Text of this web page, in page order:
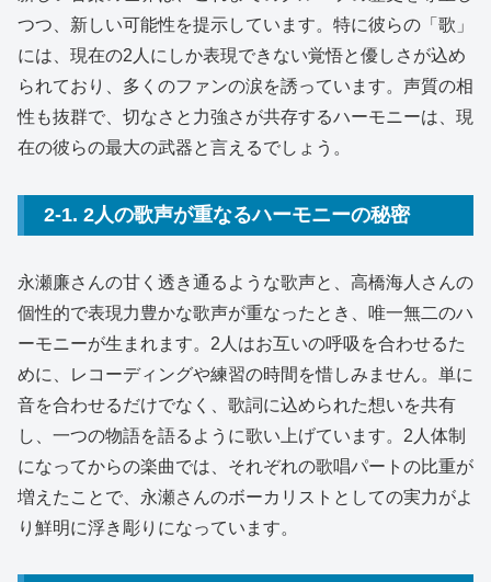
つつ、新しい可能性を提示しています。特に彼らの「歌」
には、現在の2人にしか表現できない覚悟と優しさが込め
られており、多くのファンの涙を誘っています。声質の相
性も抜群で、切なさと力強さが共存するハーモニーは、現
在の彼らの最大の武器と言えるでしょう。
2-1. 2人の歌声が重なるハーモニーの秘密
永瀬廉さんの甘く透き通るような歌声と、高橋海人さんの
個性的で表現力豊かな歌声が重なったとき、唯一無二のハ
ーモニーが生まれます。2人はお互いの呼吸を合わせるた
めに、レコーディングや練習の時間を惜しみません。単に
音を合わせるだけでなく、歌詞に込められた想いを共有
し、一つの物語を語るように歌い上げています。2人体制
になってからの楽曲では、それぞれの歌唱パートの比重が
増えたことで、永瀬さんのボーカリストとしての実力がよ
り鮮明に浮き彫りになっています。